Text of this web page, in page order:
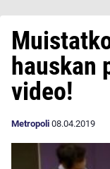
hauskan
video!
Metropoli 08.04.2019